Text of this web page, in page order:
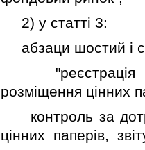
2) у статтi 3:
абзаци шостий i
"реєстрацiя
розмiщення цiнних
контроль за
цiнних паперiв,